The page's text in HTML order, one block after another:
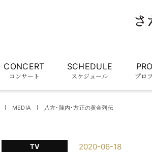
CONCERT
コンサート
SCHEDULE
スケジュール プロ
MEDIA 八方･陣内･方正の黄金列伝
TV 2020-06-18